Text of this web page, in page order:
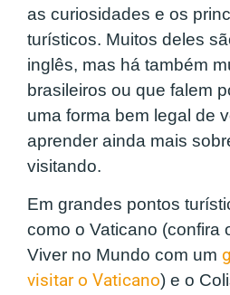
as curiosidades e os
turísticos. Muitos deles
inglês, mas há também
brasileiros ou que falem
uma forma bem legal de
aprender ainda mais
visitando.
Em grandes pontos
como o Vaticano (confira
Viver no Mundo com um
visitar o Vaticano) e o